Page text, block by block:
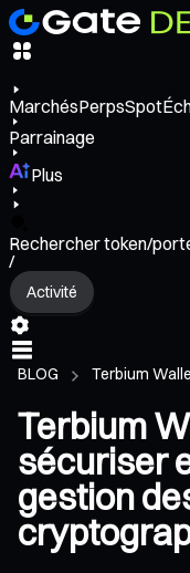
MarchésPerpsSpot
Parrainage
Plus
Rechercher token/
/
Activité
BLOG Terbium
Terbium
sécuriser
gestion